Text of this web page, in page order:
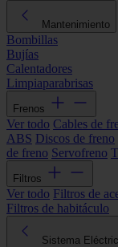
Mantenimiento
Bombillas
Bujías
Calentadores
Limpiaparabrisas
Frenos
Ver todo Cables de
ABS Discos de freno
de freno Servofreno
Filtros
Ver todo Filtros de
Filtros de habitáculo
Sistema